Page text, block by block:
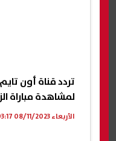
تردد قناة أون
لمشاهدة مباراة
الأربعاء 08/11/2023 03:17 م